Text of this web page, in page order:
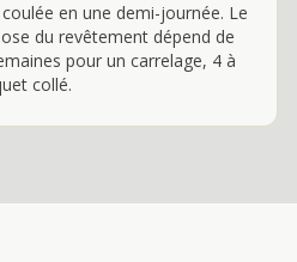
en une demi-journée. Le
du revêtement dépend de
pour un carrelage, 4 à
collé.